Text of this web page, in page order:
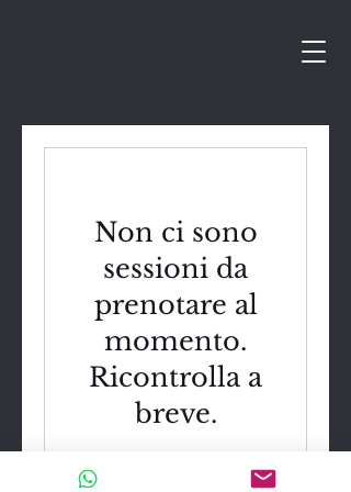
Non ci sono
sessioni da
prenotare al
momento.
Ricontrolla a
breve.